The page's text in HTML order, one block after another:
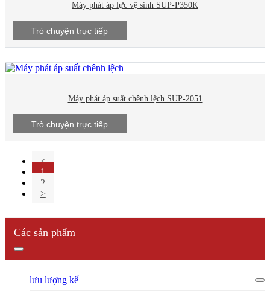
Máy phát áp lực vệ sinh SUP-P350K
Trò chuyện trực tiếp
Máy phát áp suất chênh lệch SUP-2051
Trò chuyện trực tiếp
<
1
2
>
Các sản phẩm
lưu lượng kế